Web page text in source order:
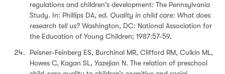
regulations and children's development: The Pennsylvania
Study. In: Phillips DA, ed. Quality in child care: What does
research tell us? Washington, DC: National Association for
the Education of Young Children; 1987:57-59.
Peisner-Feinberg ES, Burchinal MR, Clifford RM, Culkin ML,
Howes C, Kagan SL, Yazejian N. The relation of preschool